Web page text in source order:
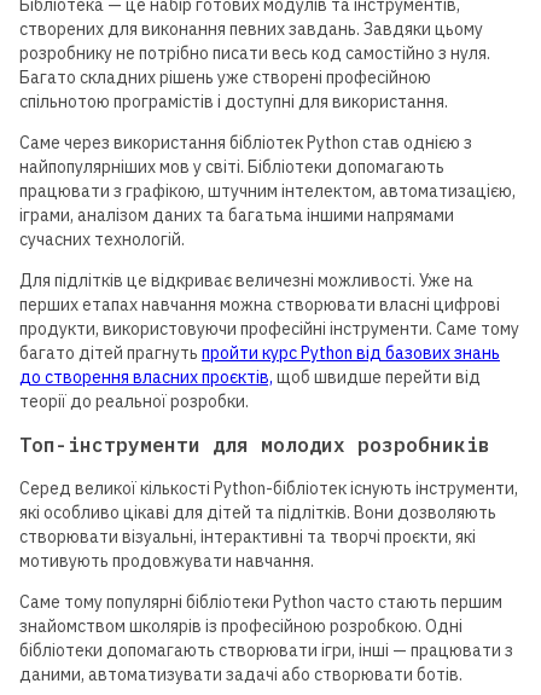
Бібліотека — це набір готових модулів та інструментів,
створених для виконання певних завдань. Завдяки цьому
розробнику не потрібно писати весь код самостійно з нуля.
Багато складних рішень уже створені професійною
спільнотою програмістів і доступні для використання.
Саме через використання бібліотек Python став однією з
найпопулярніших мов у світі. Бібліотеки допомагають
працювати з графікою, штучним інтелектом, автоматизацією,
іграми, аналізом даних та багатьма іншими напрямами
сучасних технологій.
Для підлітків це відкриває величезні можливості. Уже на
перших етапах навчання можна створювати власні цифрові
продукти, використовуючи професійні інструменти. Саме тому
багато дітей прагнуть пройти курс Python від базових знань
до створення власних проєктів, щоб швидше перейти від
теорії до реальної розробки.
Топ-інструменти для молодих розробників
Серед великої кількості Python-бібліотек існують інструменти,
які особливо цікаві для дітей та підлітків. Вони дозволяють
створювати візуальні, інтерактивні та творчі проєкти, які
мотивують продовжувати навчання.
Саме тому популярні бібліотеки Python часто стають першим
знайомством школярів із професійною розробкою. Одні
бібліотеки допомагають створювати ігри, інші — працювати з
даними, автоматизувати задачі або створювати ботів.